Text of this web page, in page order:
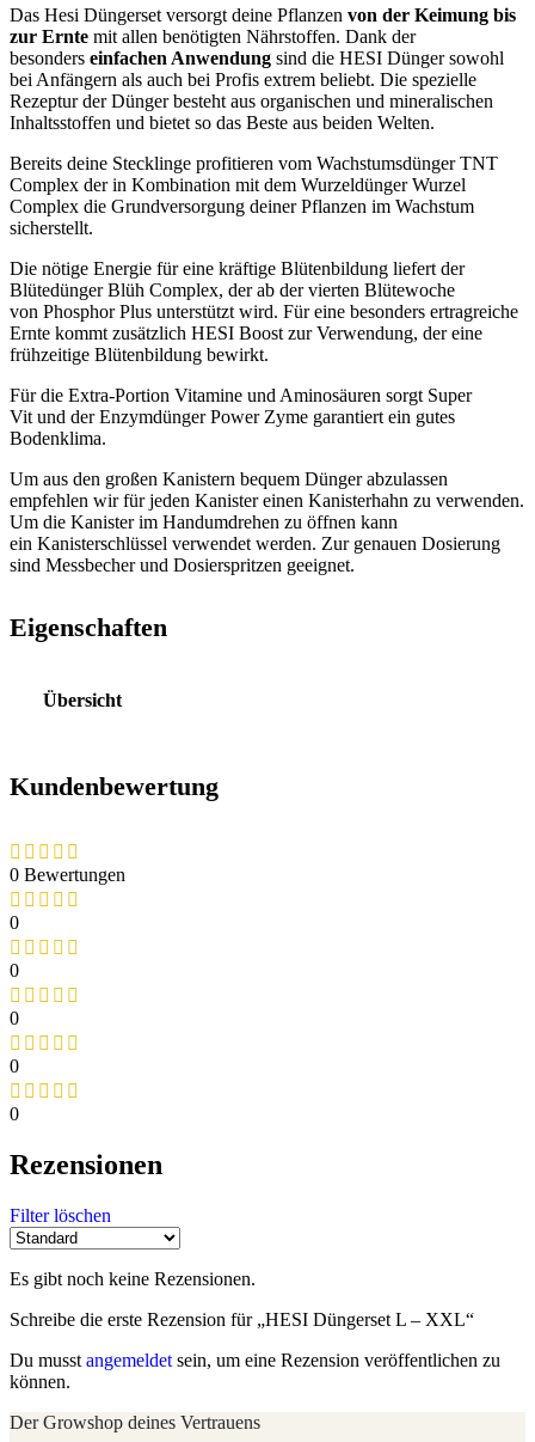
Das Hesi Düngerset versorgt deine Pflanzen von der Keimung bis
zur Ernte mit allen benötigten Nährstoffen. Dank der
besonders einfachen Anwendung sind die HESI Dünger sowohl
bei Anfängern als auch bei Profis extrem beliebt. Die spezielle
Rezeptur der Dünger besteht aus organischen und mineralischen
Inhaltsstoffen und bietet so das Beste aus beiden Welten.
Bereits deine Stecklinge profitieren vom Wachstumsdünger TNT
Complex der in Kombination mit dem Wurzeldünger Wurzel
Complex die Grundversorgung deiner Pflanzen im Wachstum
sicherstellt.
Die nötige Energie für eine kräftige Blütenbildung liefert der
Blütedünger Blüh Complex, der ab der vierten Blütewoche
von Phosphor Plus unterstützt wird. Für eine besonders ertragreiche
Ernte kommt zusätzlich HESI Boost zur Verwendung, der eine
frühzeitige Blütenbildung bewirkt.
Für die Extra-Portion Vitamine und Aminosäuren sorgt Super
Vit und der Enzymdünger Power Zyme garantiert ein gutes
Bodenklima.
Um aus den großen Kanistern bequem Dünger abzulassen
empfehlen wir für jeden Kanister einen Kanisterhahn zu verwenden.
Um die Kanister im Handumdrehen zu öffnen kann
ein Kanisterschlüssel verwendet werden. Zur genauen Dosierung
sind Messbecher und Dosierspritzen geeignet.
Eigenschaften
Übersicht
Kundenbewertung
0 Bewertungen
0
0
0
0
0
Rezensionen
Filter löschen
Es gibt noch keine Rezensionen.
Schreibe die erste Rezension für „HESI Düngerset L – XXL“
Du musst angemeldet sein, um eine Rezension veröffentlichen zu
können.
Der Growshop deines Vertrauens